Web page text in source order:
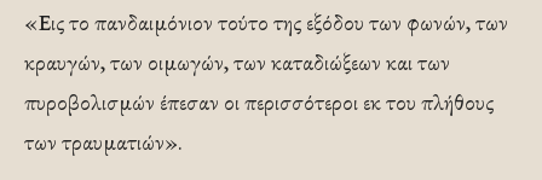
«Εις το πανδαιμόνιον τούτο της εξόδου των φωνών, των
κραυγών, των οιμωγών, των καταδιώξεων και των
πυροβολισμών έπεσαν οι περισσότεροι εκ του πλήθους
των τραυματιών».